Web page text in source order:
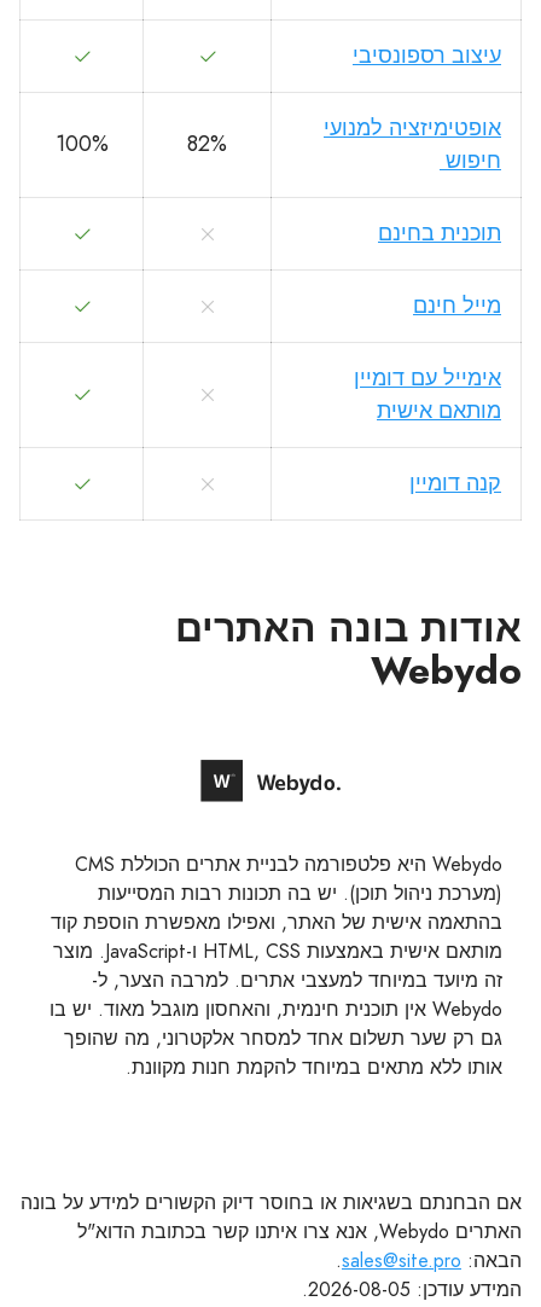
עיצוב רספונסיבי
אופטימיזציה למנועי
חיפוש
82%
100%
תוכנית בחינם
מייל חינם
אימייל עם דומיין
מותאם אישית
קנה דומיין
אודות בונה האתרים
Webydo
Webydo היא פלטפורמה לבניית אתרים הכוללת CMS
(מערכת ניהול תוכן). יש בה תכונות רבות המסייעות
בהתאמה אישית של האתר, ואפילו מאפשרת הוספת קוד
מותאם אישית באמצעות HTML, CSS ו-JavaScript. מוצר
זה מיועד במיוחד למעצבי אתרים. למרבה הצער, ל-
Webydo אין תוכנית חינמית, והאחסון מוגבל מאוד. יש בו
גם רק שער תשלום אחד למסחר אלקטרוני, מה שהופך
אותו ללא מתאים במיוחד להקמת חנות מקוונת.
אם הבחנתם בשגיאות או בחוסר דיוק הקשורים למידע על בונה
האתרים Webydo, אנא צרו איתנו קשר בכתובת הדוא"ל
הבאה: sales@site.pro
.
המידע עודכן: 2026-08-05.